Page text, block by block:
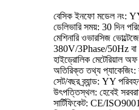
বেসিক ইনফো মডেল নং:
ডেলিভারি সময়: 30 দিন
মেশিনারি ওভারসিজ
380V/3Phase/50Hz বা
হাইড্রোলিক মেটেরিয়াল
অতিরিক্ত তথ্য প্যাকেজিং:
সেট/বছর ব্র্যান্ড: YY
উৎপত্তিস্থল: হেবেই
সার্টিফিকেট: CE/